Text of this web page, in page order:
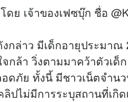
ดย เจ้าของเฟซบุ๊ก ชื่อ
ล่าว มีเด็กอายุประมาณ
ล้า วิ่งตามมาคว้าตัวเด็ก
ดภัย ทั้งนี้ มีชาวเน็ตจำน
ลิปไม่มีการระบุสถานที่เกิด